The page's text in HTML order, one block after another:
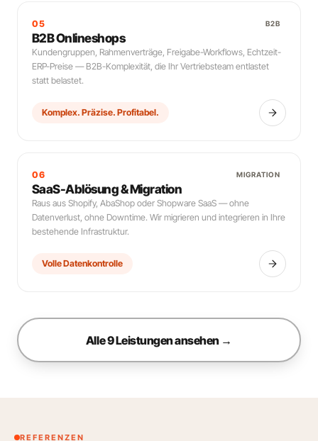
05 B2B
B2B Onlineshops
Kundengruppen, Rahmenverträge, Freigabe-Workflows, Echtzeit-
ERP-Preise — B2B-Komplexität, die Ihr Vertriebsteam entlastet
statt belastet.
Komplex. Präzise. Profitabel.
06 MIGRATION
SaaS-Ablösung & Migration
Raus aus Shopify, AbaShop oder Shopware SaaS — ohne
Datenverlust, ohne Downtime. Wir migrieren und integrieren in Ihre
bestehende Infrastruktur.
Volle Datenkontrolle
Alle 9 Leistungen ansehen →
REFERENZEN